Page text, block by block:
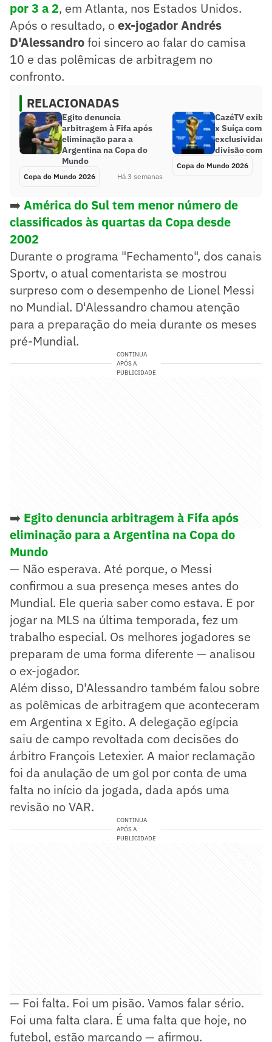
por 3 a 2, em Atlanta, nos Estados Unidos.
Após o resultado, oex-jogador Andrés
D'Alessandrofoi sincero ao falar do camisa
10 e das polêmicas de arbitragem no
confronto.
RELACIONADAS
Egito denuncia
arbitragem à Fifa após
eliminação para a
Argentina na Copa do
Mundo
Copa do Mundo 2026 Há 3 semanas
CazéTV
x Suíça com
divisão com a
Copa do Mundo 2026
➡️ América do Sul tem menor número de
classificados às quartas da Copa desde
2002
Durante o programa "Fechamento", dos canais
Sportv, o atual comentarista se mostrou
surpreso com o desempenho de Lionel Messi
no Mundial. D'Alessandro chamou atenção
para a preparação do meia durante os meses
pré-Mundial.
CONTINUA
APÓS A
PUBLICIDADE
➡️ Egito denuncia arbitragem à Fifa após
eliminação para a Argentina na Copa do
Mundo
— Não esperava. Até porque, o Messi
confirmou a sua presença meses antes do
Mundial. Ele queria saber como estava. E por
jogar na MLS na última temporada, fez um
trabalho especial. Os melhores jogadores se
preparam de uma forma diferente — analisou
o ex-jogador.
Além disso, D'Alessandro também falou sobre
as polêmicas de arbitragem que aconteceram
em Argentina x Egito. A delegação egípcia
saiu de campo revoltada com decisões do
árbitro François Letexier. A maior reclamação
foi da anulação de um gol por conta de uma
falta no início da jogada, dada após uma
revisão no VAR.
CONTINUA
APÓS A
PUBLICIDADE
— Foi falta. Foi um pisão. Vamos falar sério.
Foi uma falta clara. É uma falta que hoje, no
futebol, estão marcando — afirmou.